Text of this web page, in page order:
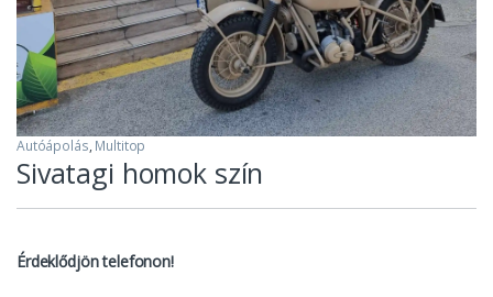
Autóápolás, Multitop
Sivatagi homok szín
Érdeklődjön telefonon!